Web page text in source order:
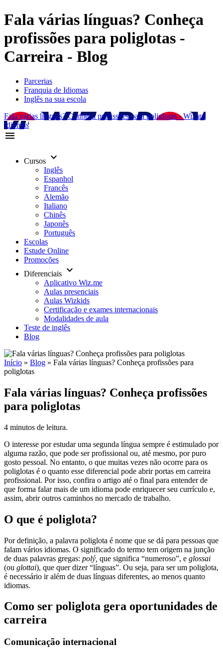
Fala várias línguas? Conheça
profissões para poliglotas -
Carreira - Blog
Parcerias
Franquia de Idiomas
Inglês na sua escola
Fala várias línguas? Conheça profissões para poliglotas - Wizard
Idiomas
menu
Cursos keyboard_arrow_down
Inglês
Espanhol
Francês
Alemão
Italiano
Chinês
Japonês
Português
Escolas
Estude Online
Promoções
Diferenciais keyboard_arrow_down
Aplicativo Wiz.me
Aulas presenciais
Aulas Wizkids
Certificação e exames internacionais
Modalidades de aula
Teste de inglês
Blog
Início » Blog » Fala várias línguas? Conheça profissões para
poliglotas
Fala várias línguas? Conheça profissões
para poliglotas
4 minutos de leitura.
O interesse por estudar uma segunda língua sempre é estimulado por
alguma razão, que pode ser profissional ou, até mesmo, por puro
gosto pessoal. No entanto, o que muitas vezes não ocorre para os
poliglotas é o quanto esse diferencial pode abrir portas em carreira
profissional. Por isso, confira o artigo até o final para entender de
que forma falar mais de um idioma pode enriquecer seu currículo e,
assim, abrir outros caminhos no mercado de trabalho.
O que é poliglota?
Por definição, a palavra poliglota é nome que se dá para pessoas que
falam vários idiomas. O significado do termo tem origem na junção
de duas palavras gregas: polý, que significa “numeroso”, e glossai
(ou glottai), que quer dizer “línguas”. Ou seja, para ser um poliglota,
é necessário ir além de duas línguas diferentes, ao menos quanto
idiomas.
Como ser poliglota gera oportunidades de
carreira
Comunicação internacional